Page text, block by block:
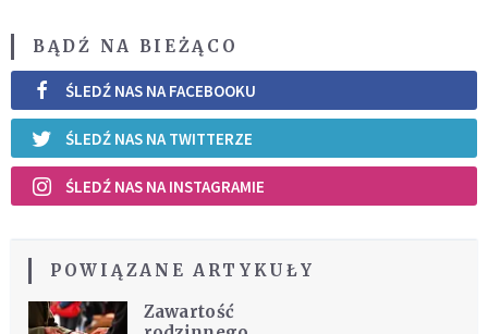
BĄDŹ NA BIEŻĄCO
ŚLEDŹ NAS NA FACEBOOKU
ŚLEDŹ NAS NA TWITTERZE
ŚLEDŹ NAS NA INSTAGRAMIE
POWIĄZANE ARTYKUŁY
Zawartość